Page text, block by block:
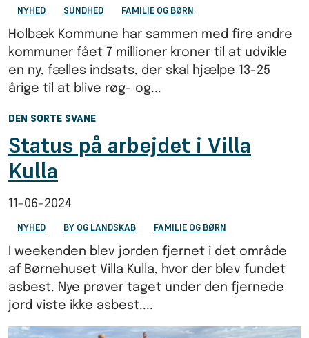
NYHED SUNDHED FAMILIE OG BØRN
Holbæk Kommune har sammen med fire andre
kommuner fået 7 millioner kroner til at udvikle
en ny, fælles indsats, der skal hjælpe 13-25
årige til at blive røg- og...
DEN SORTE SVANE
Status på arbejdet i Villa
Kulla
11-06-2024
NYHED BY OG LANDSKAB FAMILIE OG BØRN
I weekenden blev jorden fjernet i det område
af Børnehuset Villa Kulla, hvor der blev fundet
asbest. Nye prøver taget under den fjernede
jord viste ikke asbest....